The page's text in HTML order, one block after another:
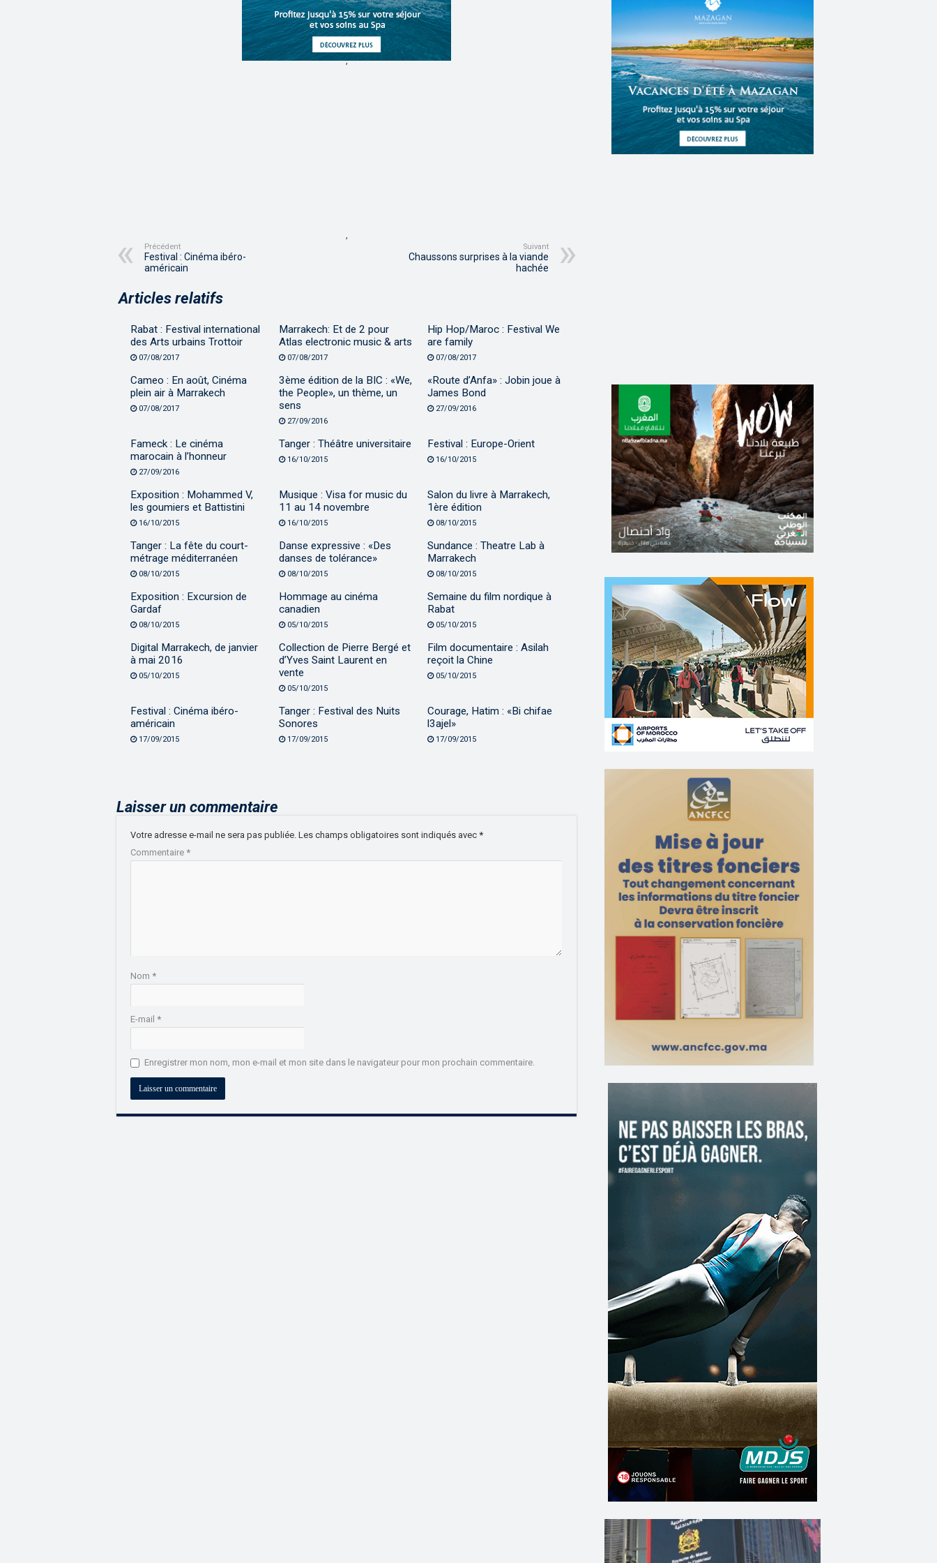
,
,
Précédent
Festival : Cinéma ibéro-
américain
Suivant
Chaussons surprises à la viande
hachée
Articles relatifs
Rabat : Festival international
des Arts urbains Trottoir
07/08/2017
Marrakech: Et de 2 pour
Atlas electronic music & arts
07/08/2017
Hip Hop/Maroc : Festival We
are family
07/08/2017
Cameo : En août, Cinéma
plein air à Marrakech
07/08/2017
3ème édition de la BIC : «We,
the People», un thème, un
sens
27/09/2016
«Route d’Anfa» : Jobin joue à
James Bond
27/09/2016
Fameck : Le cinéma
marocain à l’honneur
27/09/2016
Tanger : Théâtre universitaire
16/10/2015
Festival : Europe-Orient
16/10/2015
Exposition : Mohammed V,
les goumiers et Battistini
16/10/2015
Musique : Visa for music du
11 au 14 novembre
16/10/2015
Salon du livre à Marrakech,
1ère édition
08/10/2015
Tanger : La fête du court-
métrage méditerranéen
08/10/2015
Danse expressive : «Des
danses de tolérance»
08/10/2015
Sundance : Theatre Lab à
Marrakech
08/10/2015
Exposition : Excursion de
Gardaf
08/10/2015
Hommage au cinéma
canadien
05/10/2015
Semaine du film nordique à
Rabat
05/10/2015
Digital Marrakech, de janvier
à mai 2016
05/10/2015
Collection de Pierre Bergé et
d’Yves Saint Laurent en
vente
05/10/2015
Film documentaire : Asilah
reçoit la Chine
05/10/2015
Festival : Cinéma ibéro-
américain
17/09/2015
Tanger : Festival des Nuits
Sonores
17/09/2015
Courage, Hatim : «Bi chifae
l3ajel»
17/09/2015
Laisser un commentaire
Votre adresse e-mail ne sera pas publiée. Les champs obligatoires sont indiqués avec *
Commentaire *
Nom *
E-mail *
Enregistrer mon nom, mon e-mail et mon site dans le navigateur pour mon prochain commentaire.